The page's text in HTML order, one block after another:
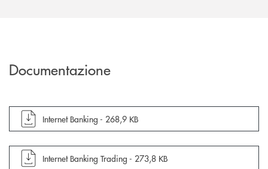
Documentazione
apre documento in una nuova finestra
Internet Banking - 268,9 KB
apre documento in una nuova finestra
Internet Banking Trading - 273,8 KB